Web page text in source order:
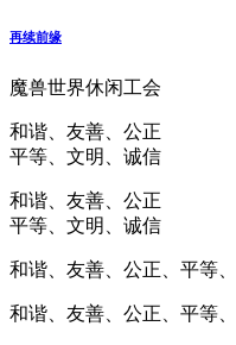
再续前缘
魔兽世界休闲工会
和谐、友善、公正
平等、文明、诚信
和谐、友善、公正
平等、文明、诚信
和谐、友善、公正、平等
和谐、友善、公正、平等